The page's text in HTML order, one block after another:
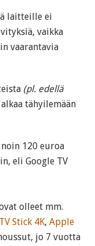
laitteille ei
vaikka
vaarantavia
(pl. edellä
tähyilemään
120 euroa
eli Google TV
olleet mm.
Stick 4K, Apple
jo 7 vuotta